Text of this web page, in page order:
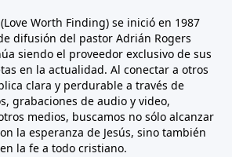
(Love Worth Finding) se inició en 1987
difusión del pastor Adrián Rogers
siendo el proveedor exclusivo de sus
en la actualidad. Al conectar a otros
clara y perdurable a través de
grabaciones de audio y video,
medios, buscamos no sólo alcanzar
la esperanza de Jesús, sino también
la fe a todo cristiano.